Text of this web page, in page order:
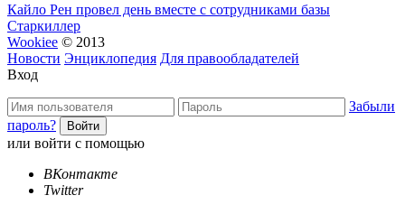
Кайло Рен провел день вместе с сотрудниками базы
Старкиллер
Wookiee © 2013
Новости Энциклопедия Для правообладателей
Вход
Забыли
пароль?
или войти с помощью
ВКонтакте
Twitter